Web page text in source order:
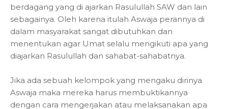
berdagang yang di ajarkan Rasulullah SAW dan lain
sebagainya. Oleh karena itulah Aswaja perannya di
dalam masyarakat sangat dibutuhkan dan
menentukan agar Umat selalu mengikuti apa yang
diajarkan Rasulullah dan sahabat-sahabatnya.
Jika ada sebuah kelompok yang mengaku dirinya
Aswaja maka mereka harus membuktikannya
dengan cara mengerjakan atau melaksanakan apa